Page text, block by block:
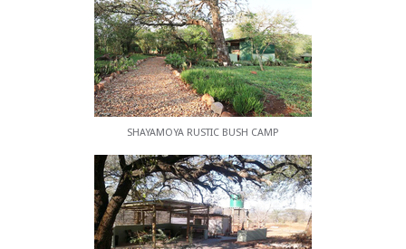
SHAYAMOYA RUSTIC BUSH CAMP